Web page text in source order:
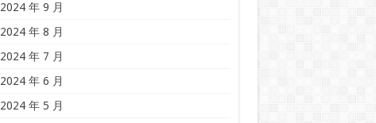
2024 年 9 月
2024 年 8 月
2024 年 7 月
2024 年 6 月
2024 年 5 月